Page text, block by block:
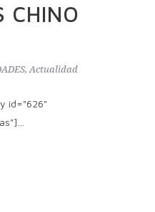
CHINO
, Actualidad
id="626"